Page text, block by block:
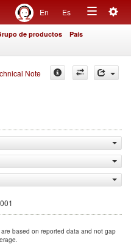
En Es
Toggle
de productos País
Note
based on reported data and not gap